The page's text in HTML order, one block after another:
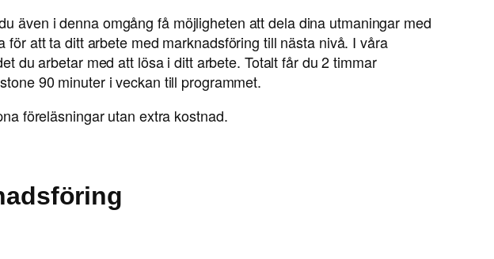
även i denna omgång få möjligheten att dela dina utmaningar med
att ta ditt arbete med marknadsföring till nästa nivå. I våra
du arbetar med att lösa i ditt arbete. Totalt får du 2 timmar
90 minuter i veckan till programmet.
föreläsningar utan extra kostnad.